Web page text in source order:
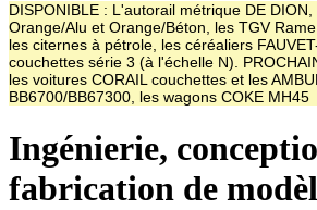
DISPONIBLE : L'autorail métrique DE
Orange/Alu et Orange/Béton, les TGV
les citernes à pétrole, les céréaliers
couchettes série 3 (à l'échelle N).
les voitures CORAIL couchettes et les
BB6700/BB67300, les wagons COKE MH45
Ingénierie,
fabrication de